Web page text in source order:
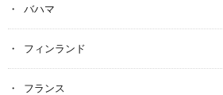
バハマ
フィンランド
フランス